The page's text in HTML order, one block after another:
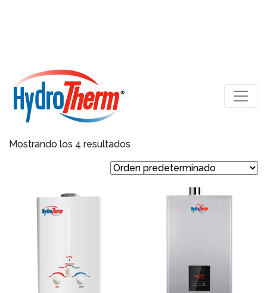
Mostrando los 4 resultados